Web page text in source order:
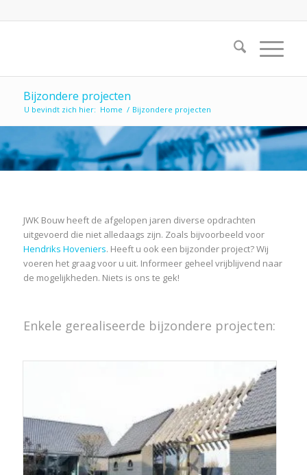
Bijzondere projecten
U bevindt zich hier: Home / Bijzondere projecten
JWK Bouw heeft de afgelopen jaren diverse opdrachten
uitgevoerd die niet alledaags zijn. Zoals bijvoorbeeld voor
Hendriks Hoveniers. Heeft u ook een bijzonder project? Wij
voeren het graag voor u uit. Informeer geheel vrijblijvend naar
de mogelijkheden. Niets is ons te gek!
Enkele gerealiseerde bijzondere projecten: